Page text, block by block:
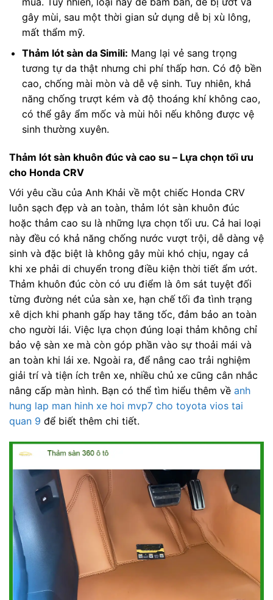
gây mùi, sau một thời gian sử dụng dễ bị xù lông,
mất thẩm mỹ.
Thảm lót sàn da Simili: Mang lại vẻ sang trọng
tương tự da thật nhưng chi phí thấp hơn. Có độ bền
cao, chống mài mòn và dễ vệ sinh. Tuy nhiên, khả
năng chống trượt kém và độ thoáng khí không cao,
có thể gây ẩm mốc và mùi hôi nếu không được vệ
sinh thường xuyên.
Thảm lót sàn khuôn đúc và cao su – Lựa chọn tối ưu
cho Honda CRV
Với yêu cầu của Anh Khải về một chiếc Honda CRV
luôn sạch đẹp và an toàn, thảm lót sàn khuôn đúc
hoặc thảm cao su là những lựa chọn tối ưu. Cả hai loại
này đều có khả năng chống nước vượt trội, dễ dàng vệ
sinh và đặc biệt là không gây mùi khó chịu, ngay cả
khi xe phải di chuyển trong điều kiện thời tiết ẩm ướt.
Thảm khuôn đúc còn có ưu điểm là ôm sát tuyệt đối
từng đường nét của sàn xe, hạn chế tối đa tình trạng
xê dịch khi phanh gấp hay tăng tốc, đảm bảo an toàn
cho người lái. Việc lựa chọn đúng loại thảm không chỉ
bảo vệ sàn xe mà còn góp phần vào sự thoải mái và
an toàn khi lái xe. Ngoài ra, để nâng cao trải nghiệm
giải trí và tiện ích trên xe, nhiều chủ xe cũng cân nhắc
nâng cấp màn hình. Bạn có thể tìm hiểu thêm về anh
hung lap man hinh xe hoi mvp7 cho toyota vios tai
quan 9 để biết thêm chi tiết.